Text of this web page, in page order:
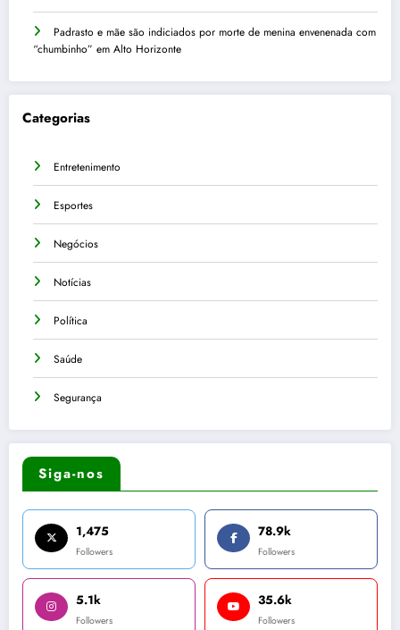
Padrasto e mãe são indiciados por morte de menina envenenada com
“chumbinho” em Alto Horizonte
Categorias
Entretenimento
Esportes
Negócios
Notícias
Política
Saúde
Segurança
Siga-nos
1,475
Followers
78.9k
Followers
5.1k
Followers
35.6k
Followers